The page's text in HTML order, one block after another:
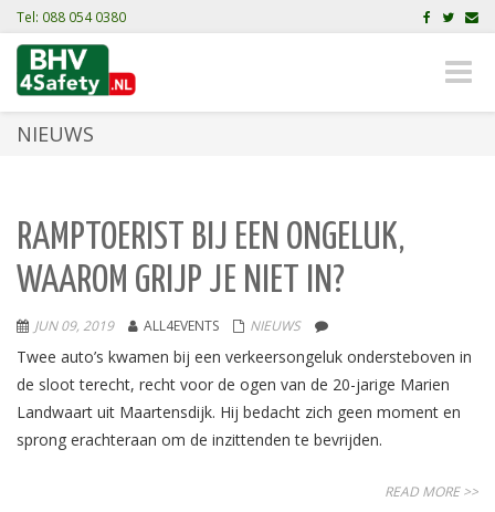
Tel: 088 054 0380
Toggle
NIEUWS
RAMPTOERIST BIJ EEN ONGELUK,
WAAROM GRIJP JE NIET IN?
JUN 09, 2019 ALL4EVENTS NIEUWS
Twee auto’s kwamen bij een verkeersongeluk ondersteboven in
de sloot terecht, recht voor de ogen van de 20-jarige Marien
Landwaart uit Maartensdijk. Hij bedacht zich geen moment en
sprong erachteraan om de inzittenden te bevrijden.
READ MORE >>